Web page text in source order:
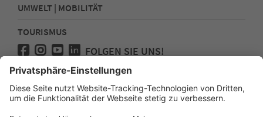
UMWELT | MOBILITÄT
TOURISMUS
FOLGEN SIE UNS!
Presse
Kontakt